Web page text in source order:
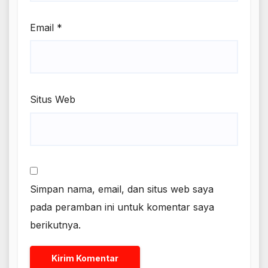
Email *
Situs Web
Simpan nama, email, dan situs web saya
pada peramban ini untuk komentar saya
berikutnya.